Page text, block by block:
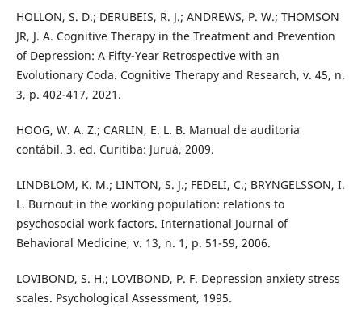
HOLLON, S. D.; DERUBEIS, R. J.; ANDREWS, P. W.; THOMSON
JR, J. A. Cognitive Therapy in the Treatment and Prevention
of Depression: A Fifty-Year Retrospective with an
Evolutionary Coda. Cognitive Therapy and Research, v. 45, n.
3, p. 402-417, 2021.
HOOG, W. A. Z.; CARLIN, E. L. B. Manual de auditoria
contábil. 3. ed. Curitiba: Juruá, 2009.
LINDBLOM, K. M.; LINTON, S. J.; FEDELI, C.; BRYNGELSSON, I.
L. Burnout in the working population: relations to
psychosocial work factors. International Journal of
Behavioral Medicine, v. 13, n. 1, p. 51-59, 2006.
LOVIBOND, S. H.; LOVIBOND, P. F. Depression anxiety stress
scales. Psychological Assessment, 1995.